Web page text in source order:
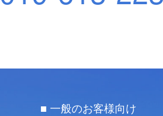
一般のお客様向け